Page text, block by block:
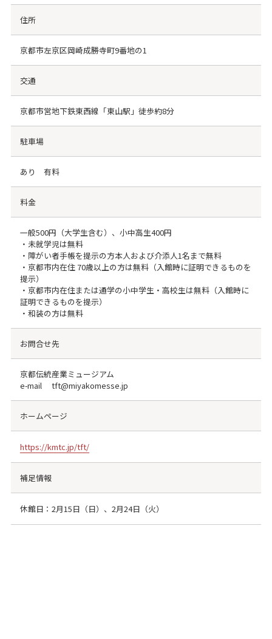
住所
京都市左京区岡崎成勝寺町9番地の1
交通
京都市営地下鉄東西線「東山駅」徒歩約8分
駐車場
あり 有料
料金
一般500円（大学生含む）、小中高生400円
・未就学児は無料
・障がい者手帳を提示の方本人および介添人1名まで無料
・京都市内在住 70歳以上の方は無料（入館時に証明できるものを
提示）
・京都市内在住または通学の小中学生・高校生は無料（入館時に
証明できるものを提示）
・和装の方は無料
お問合せ先
京都伝統産業ミュージアム
e-mail tft@miyakomesse.jp
ホームページ
https://kmtc.jp/tft/
補足情報
休館日：2月15日（日）、2月24日（火）